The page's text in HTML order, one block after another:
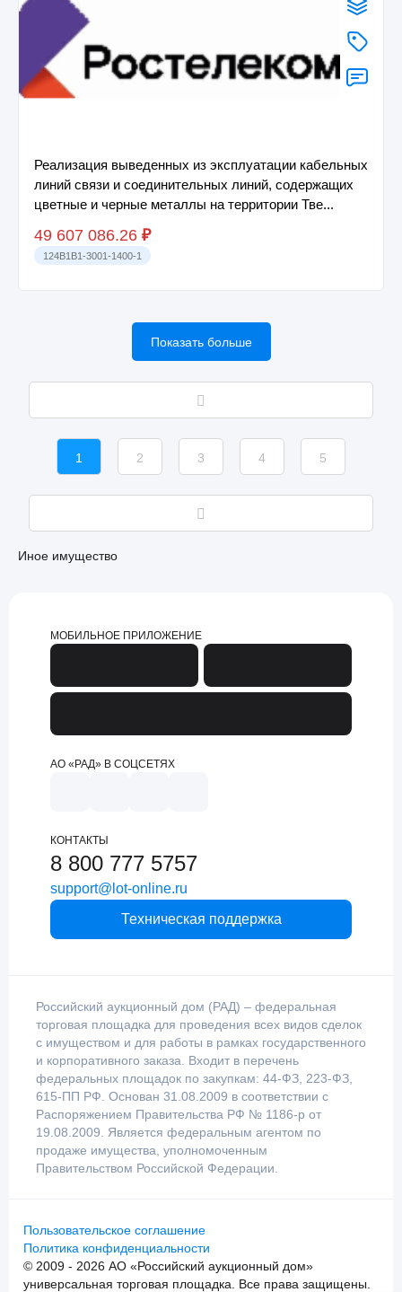
Реализация выведенных из эксплуатации кабельных
линий связи и соединительных линий, содержащих
цветные и черные металлы на территории Тве...
49 607 086.26 ₽
124B1B1-3001-1400-1
Показать больше
1 2 3 4 5
Иное имущество
МОБИЛЬНОЕ ПРИЛОЖЕНИЕ
АО «РАД» В СОЦСЕТЯХ
КОНТАКТЫ
8 800 777 5757
support@lot-online.ru
Техническая поддержка
Российский аукционный дом (РАД) – федеральная
торговая площадка для проведения всех видов сделок
с имуществом и для работы в рамках государственного
и корпоративного заказа. Входит в перечень
федеральных площадок по закупкам: 44-ФЗ, 223-ФЗ,
615-ПП РФ. Основан 31.08.2009 в соответствии с
Распоряжением Правительства РФ № 1186-р от
19.08.2009. Является федеральным агентом по
продаже имущества, уполномоченным
Правительством Российской Федерации.
Пользовательское соглашение
Политика конфиденциальности
© 2009 - 2026 АО «Российский аукционный дом»
универсальная торговая площадка. Все права защищены.